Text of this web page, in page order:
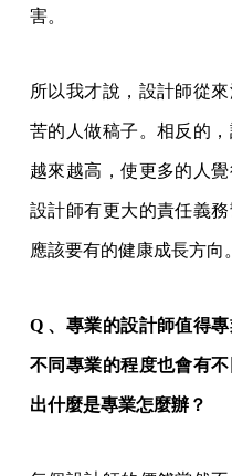
害。
所以我才說，設計師從
苦的人做稿子。相反的
越來越高，使更多的人
設計師有更大的責任義
應該要有的健康成長方向。
Q 、專業的設計師值得
不同專業的程度也會有
出什麼是專業怎麼辦？